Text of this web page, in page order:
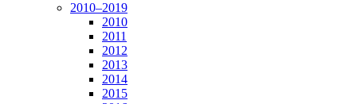
2010–2019
2010
2011
2012
2013
2014
2015